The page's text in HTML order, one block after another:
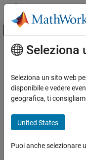
Vai al contenuto
Attiva/
Pagina iniziale della
Contenuto principale
Seleziona
Seleziona un sito web
disponibile e vedere
geografica, ti
United States
Puoi anche selezionare